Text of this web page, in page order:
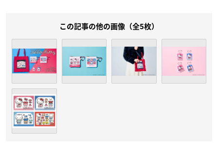
この記事の他の画像（全5枚）